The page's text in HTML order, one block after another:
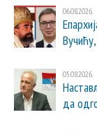
06.08.2026.
05.08.2026.
да